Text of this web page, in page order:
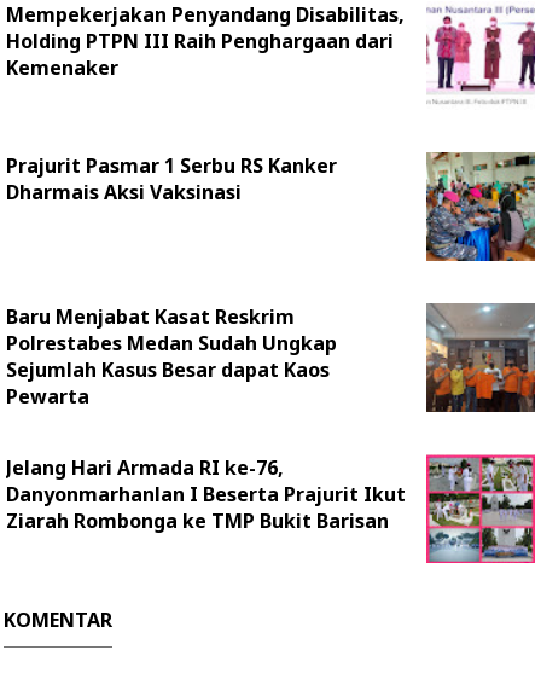
Mempekerjakan Penyandang Disabilitas,
Holding PTPN III Raih Penghargaan dari
Kemenaker
Prajurit Pasmar 1 Serbu RS Kanker
Dharmais Aksi Vaksinasi
Baru Menjabat Kasat Reskrim
Polrestabes Medan Sudah Ungkap
Sejumlah Kasus Besar dapat Kaos
Pewarta
Jelang Hari Armada RI ke-76,
Danyonmarhanlan I Beserta Prajurit Ikut
Ziarah Rombonga ke TMP Bukit Barisan
KOMENTAR